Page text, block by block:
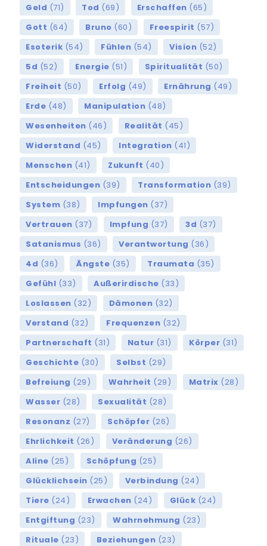
Geld (71) Tod (69) Erschaffen (65)
Gott (64) Bruno (60) Freespirit (57)
Esoterik (54) Fühlen (54) Vision (52)
5d (52) Energie (51) Spiritualität (50)
Freiheit (50) Erfolg (49) Ernährung (49)
Erde (48) Manipulation (48)
Wesenheiten (46) Realität (45)
Widerstand (45) Integration (41)
Menschen (41) Zukunft (40)
Entscheidungen (39) Transformation (39)
System (38) Impfungen (37)
Vertrauen (37) Impfung (37) 3d (37)
Satanismus (36) Verantwortung (36)
4d (36) Ängste (35) Traumata (35)
Gefühl (33) Außerirdische (33)
Loslassen (32) Dämonen (32)
Verstand (32) Frequenzen (32)
Partnerschaft (31) Natur (31) Körper (31)
Geschichte (30) Selbst (29)
Befreiung (29) Wahrheit (29) Matrix (28)
Wasser (28) Sexualität (28)
Resonanz (27) Schöpfer (26)
Ehrlichkeit (26) Veränderung (26)
Aline (25) Schöpfung (25)
Glücklichsein (25) Verbindung (24)
Tiere (24) Erwachen (24) Glück (24)
Entgiftung (23) Wahrnehmung (23)
Rituale (23) Beziehungen (23)